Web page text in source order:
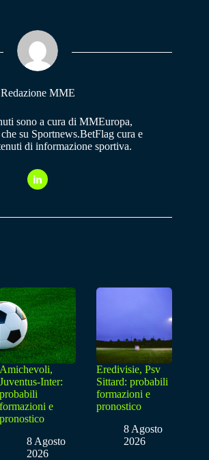
Redazione MME
sono a cura di MMEuropa,
su Sportnews.BetFlag cura e
di informazione sportiva.
Amichevoli,
Juventus-Inter:
probabili
formazioni e
pronostico
8 Agosto
2026
Eredivisie, Psv
Sittard: probabili
formazioni e
pronostico
8 Agosto
2026